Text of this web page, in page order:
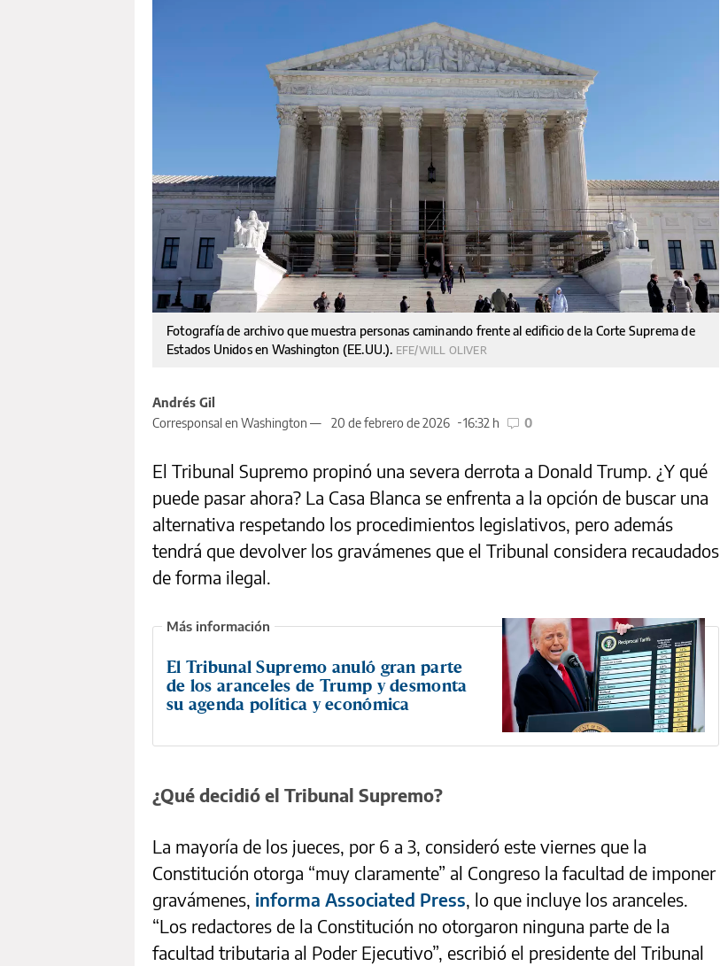
Fotografía de archivo que muestra personas caminando frente al edificio de la Corte Suprema de
Estados Unidos en Washington (EE.UU.). EFE/WILL OLIVER
Andrés Gil
Corresponsal en Washington —
20 de febrero de 2026 16:32 h 0
El Tribunal Supremo propinó una severa derrota a Donald Trump. ¿Y qué
puede pasar ahora? La Casa Blanca se enfrenta a la opción de buscar una
alternativa respetando los procedimientos legislativos, pero además
tendrá que devolver los gravámenes que el Tribunal considera recaudados
de forma ilegal.
El Tribunal Supremo anuló gran parte
de los aranceles de Trump y desmonta
su agenda política y económica
¿Qué decidió el Tribunal Supremo?
La mayoría de los jueces, por 6 a 3, consideró este viernes que la
Constitución otorga “muy claramente” al Congreso la facultad de imponer
gravámenes, informa Associated Press, lo que incluye los aranceles.
“Los redactores de la Constitución no otorgaron ninguna parte de la
facultad tributaria al Poder Ejecutivo”, escribió el presidente del Tribunal